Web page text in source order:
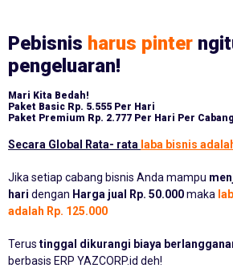
Pebisnis harus pinter
pengeluaran!
Mari Kita Bedah!
Paket Basic Rp. 5.555 Per Hari
Paket Premium Rp. 2.777 Per Hari Per Cabang
Secara Global Rata- rata laba bisnis
Jika setiap cabang bisnis Anda mampu
hari dengan Harga jual Rp. 50.000maka
adalah Rp. 125.000
Terus tinggal dikurangi biaya
berbasis ERP YAZCORP.id deh!